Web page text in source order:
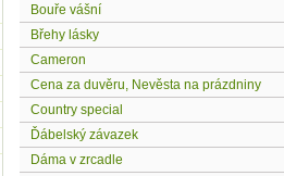
Bouře vášní
Břehy lásky
Cameron
Cena za duvěru, Nevěsta na prázdniny
Country special
Ďábelský závazek
Dáma v zrcadle